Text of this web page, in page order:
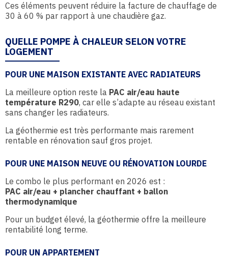
Ces éléments peuvent réduire la facture de chauffage de
30 à 60 % par rapport à une chaudière gaz.
QUELLE POMPE À CHALEUR SELON VOTRE
LOGEMENT
POUR UNE MAISON EXISTANTE AVEC RADIATEURS
La meilleure option reste la PAC air/eau haute
température R290, car elle s’adapte au réseau existant
sans changer les radiateurs.
La géothermie est très performante mais rarement
rentable en rénovation sauf gros projet.
POUR UNE MAISON NEUVE OU RÉNOVATION LOURDE
Le combo le plus performant en 2026 est :
PAC air/eau + plancher chauffant + ballon
thermodynamique
Pour un budget élevé, la géothermie offre la meilleure
rentabilité long terme.
POUR UN APPARTEMENT